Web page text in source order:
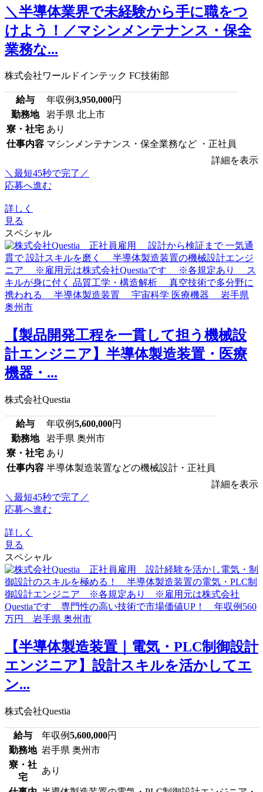
＼半導体業界で未経験から手に職をつ
けよう！／マシンメンテナンス・保全
業務な...
株式会社ワールドインテック FC技術部
給与 年収例3,950,000円
勤務地
岩手県 北上市
寮・社宅 あり
仕事内容 マシンメンテナンス・保全業務など ・正社員
詳細を表示
＼最短45秒で完了／
応募へ進む
詳しく
見る
スペシャル
【製品開発工程を一貫して担う機械設
計エンジニア】半導体製造装置・医療
機器・...
株式会社Questia
給与 年収例5,600,000円
勤務地
岩手県 奥州市
寮・社宅 あり
仕事内容 半導体製造装置などの機械設計・正社員
詳細を表示
＼最短45秒で完了／
応募へ進む
詳しく
見る
スペシャル
【半導体製造装置｜電気・PLC制御設計
エンジニア】設計スキルを活かしてエ
ン...
株式会社Questia
給与 年収例5,600,000円
勤務地 岩手県 奥州市
寮・社
宅
あり